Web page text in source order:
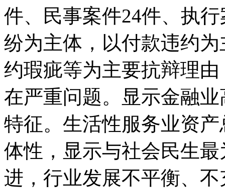
件、民事案件24件、执
纷为主体，以付款违约
约瑕疵等为主要抗辩理
在严重问题。显示金融
特征。生活性服务业资
体性，显示与社会民生
进，行业发展不平衡、